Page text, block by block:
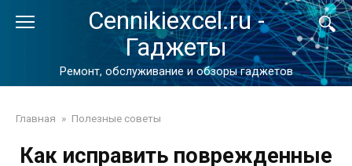
Cennikiexcel.ru -
Гаджеты
Ремонт, обслуживание и обзоры гаджетов
Главная » Полезные советы
Как исправить поврежденные